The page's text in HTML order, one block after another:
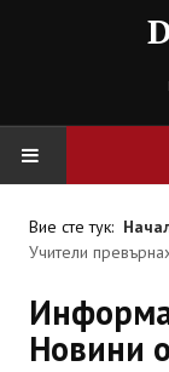
СПРАВОЧНИК
Вие сте тук:
Учители
Новини